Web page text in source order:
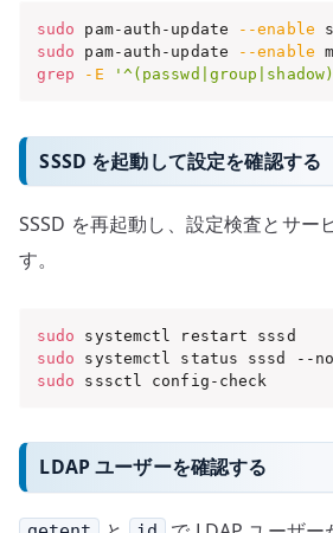
sudo pam-auth-update --enable
sudo pam-auth-update --enable
grep
-E
SSSD を起動して設定を確認する
SSSD を再起動し、設定検査とサー
す。
sudo
sudo
sudo sssctl config-check
LDAP ユーザーを確認する